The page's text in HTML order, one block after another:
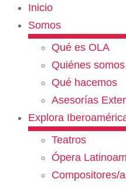
Inicio
Somos
Qué es OLA
Quiénes somos
Qué hacemos
Asesorías
Explora
Teatros
Ópera
Compositores/